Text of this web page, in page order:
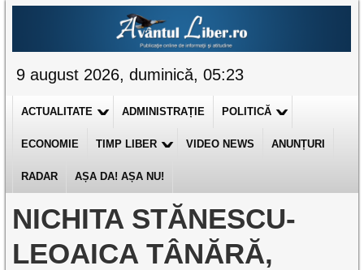
9 august 2026, duminică, 05:23
ACTUALITATE ADMINISTRAȚIE POLITICĂ
ECONOMIE TIMP LIBER VIDEO NEWS ANUNȚURI
RADAR AȘA DA! AȘA NU!
NICHITA STĂNESCU-
LEOAICA TÂNĂRĂ,